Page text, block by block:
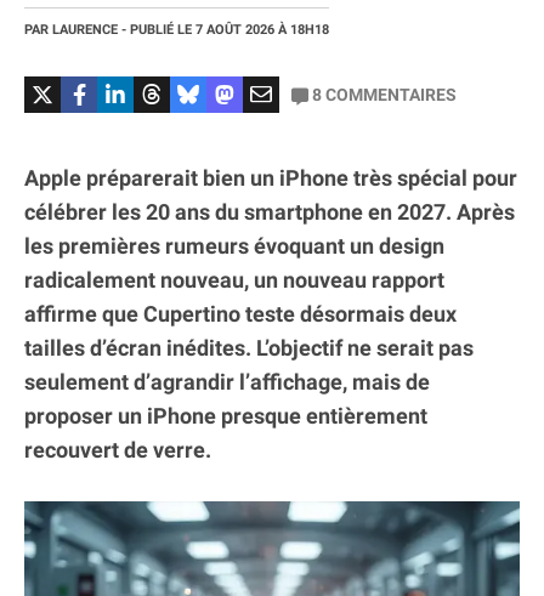
PAR LAURENCE - PUBLIÉ LE 7 AOÛT 2026 À 18H18
8COMMENTAIRES
Apple préparerait bien un iPhone très spécial pour
célébrer les 20 ans du smartphone en 2027. Après
les premières rumeurs évoquant un design
radicalement nouveau, un nouveau rapport
affirme que Cupertino teste désormais deux
tailles d’écran inédites. L’objectif ne serait pas
seulement d’agrandir l’affichage, mais de
proposer un iPhone presque entièrement
recouvert de verre.